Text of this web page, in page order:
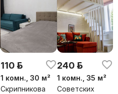
110 р.
1 комн., 30 м²
Скрипникова
240 р.
1 комн., 35 м²
Советских